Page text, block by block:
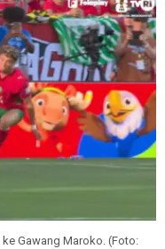
Gawang Maroko. (Foto: